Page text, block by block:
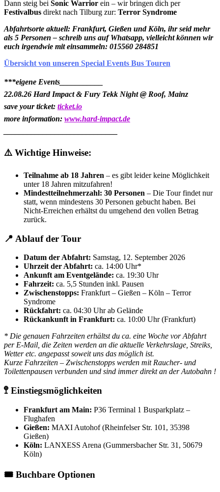
Dann steig bei Sonic Warrior ein – wir bringen dich per
Festivalbus direkt nach Tilburg zur: Terror Syndrome
Abfahrtsorte aktuell: Frankfurt, Gießen und Köln, ihr seid mehr
als 5 Personen – schreib uns auf Whatsapp, vielleicht können wir
euch irgendwie mit einsammeln: 015560 284851
Übersicht von unseren Special Events Bus Touren
***eigene Events___________
22.08.26 Hard Impact & Fury Tekk Night @ Roof, Mainz
save your ticket: ticket.io
more information: www.hard-impact.de
⚠️ Wichtige Hinweise:
Teilnahme ab 18 Jahren – es gibt leider keine Möglichkeit
unter 18 Jahren mitzufahren!
Mindestteilnehmerzahl: 30 Personen – Die Tour findet nur
statt, wenn mindestens 30 Personen gebucht haben. Bei
Nicht-Erreichen erhältst du umgehend den vollen Betrag
zurück.
📍 Ablauf der Tour
Datum der Abfahrt: Samstag, 12. September 2026
Uhrzeit der Abfahrt: ca. 14:00 Uhr*
Ankunft am Eventgelände: ca. 19:30 Uhr
Fahrzeit: ca. 5,5 Stunden inkl. Pausen
Zwischenstopps: Frankfurt – Gießen – Köln – Terror
Syndrome
Rückfahrt: ca. 04:30 Uhr ab Gelände
Rückankunft in Frankfurt: ca. 10:00 Uhr (Frankfurt)
* Die genauen Fahrzeiten erhältst du ca. eine Woche vor Abfahrt
per E-Mail, die Zeiten werden an die aktuelle Verkehrslage, Streiks,
Wetter etc. angepasst soweit uns das möglich ist.
Kurze Fahrzeiten – Zwischenstopps werden mit Raucher- und
Toilettenpausen verbunden und sind immer direkt an der Autobahn !
🚏 Einstiegsmöglichkeiten
Frankfurt am Main: P36 Terminal 1 Busparkplatz –
Flughafen
Gießen: MAXI Autohof (Rheinfelser Str. 101, 35398
Gießen)
Köln: LANXESS Arena (Gummersbacher Str. 31, 50679
Köln)
🎟️ Buchbare Optionen